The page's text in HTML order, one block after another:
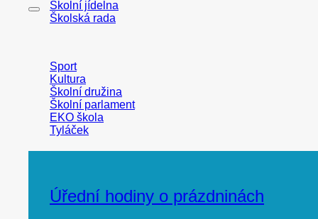
Školní jídelna
Školská rada
Sport
Kultura
Školní družina
Školní parlament
EKO škola
Tyláček
Úřední hodiny o prázdninách